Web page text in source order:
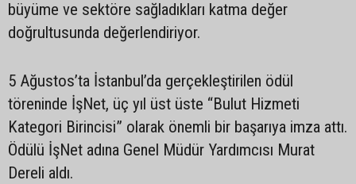
büyüme ve sektöre sağladıkları katma değer
doğrultusunda değerlendiriyor.
5 Ağustos’ta İstanbul’da gerçekleştirilen ödül
töreninde İşNet, üç yıl üst üste “Bulut Hizmeti
Kategori Birincisi” olarak önemli bir başarıya imza attı.
Ödülü İşNet adına Genel Müdür Yardımcısı Murat
Dereli aldı.